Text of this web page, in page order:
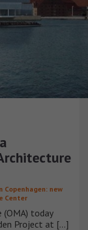
Copenhagen: new
Center
today
Project at [...]